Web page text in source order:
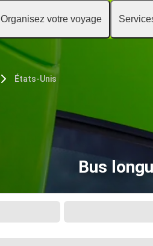
Organisez votre voyage
États-Unis
Bus